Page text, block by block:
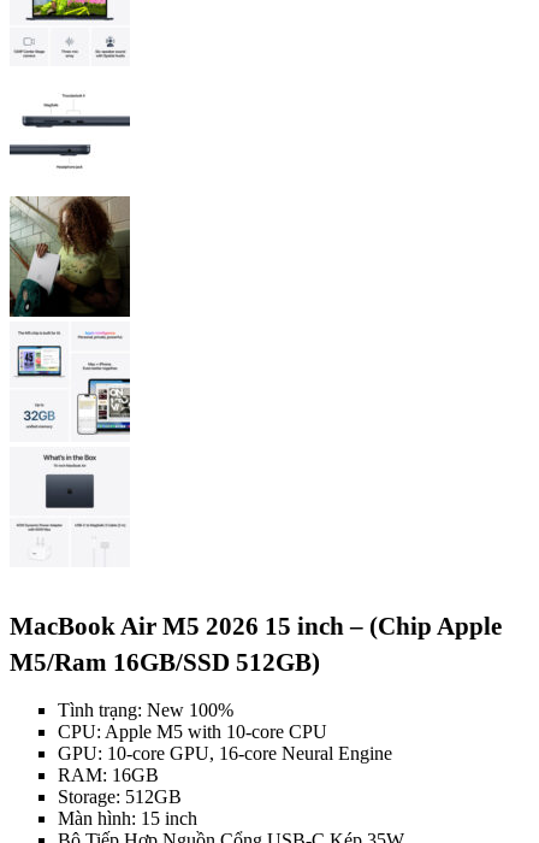
MacBook Air M5 2026 15 inch – (Chip Apple
M5/Ram 16GB/SSD 512GB)
Tình trạng: New 100%
CPU: Apple M5 with 10-core CPU
GPU: 10-core GPU, 16-core Neural Engine
RAM: 16GB
Storage: 512GB
Màn hình: 15 inch